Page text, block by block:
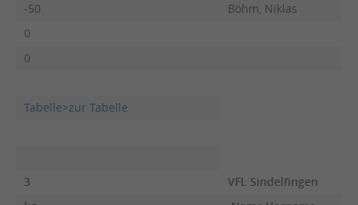
-50
Böhm, Niklas
0
0
Tabelle>zur Tabelle
3
VFL Sindelfingen